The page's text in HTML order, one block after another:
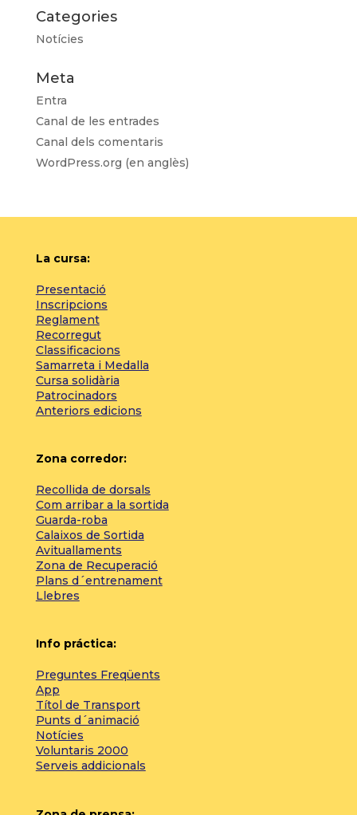
Categories
Notícies
Meta
Entra
Canal de les entrades
Canal dels comentaris
WordPress.org (en anglès)
La cursa:
Presentació
Inscripcions
Reglament
Recorregut
Classificacions
Samarreta i Medalla
Cursa solidària
Patrocinadors
Anteriors edicions
Zona corredor:
Recollida de dorsals
Com arribar a la sortida
Guarda-roba
Calaixos de Sortida
Avituallaments
Zona de Recuperació
Plans d´entrenament
Llebres
Info práctica:
Preguntes Freqüents
App
Títol de Transport
Punts d´animació
Notícies
Voluntaris 2000
Serveis addicionals